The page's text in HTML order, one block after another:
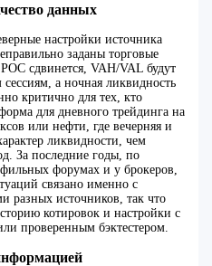
данных
настройки источника
заданы торговые
сдвинется, VAH/VAL будут
а ночная ликвидность
критично для тех, кто
для дневного трейдинга на
или нефти, где вечерняя и
ликвидности, чем
За последние годы, по
форумах и у брокеров,
связано именно с
разных источников, так что
котировок и настройки с
проверенным бэктестером.